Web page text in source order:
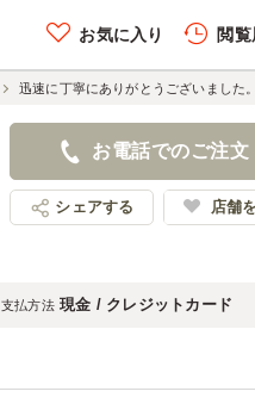
お気に入り 閲
迅速に丁寧にありがとうございました。
お電話でのご注
シェアする 店舗
支払方法 現金 / クレジットカード